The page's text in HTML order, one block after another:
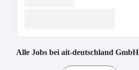
Alle Jobs bei ait-deutschland GmbH